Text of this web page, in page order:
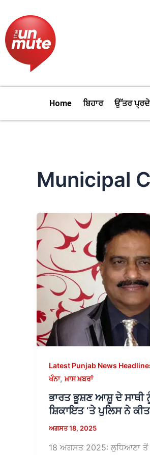
content
Home ਬਿਹਾਰ ਉੱਤਰ
Municipal
Latest Punjab News
ਖੰਨਾ,ਖ਼ਾਸ ਖ਼ਬਰਾਂ
ਭਾਰਤ ਭੂਸ਼ਣ ਆਸ਼ੂ ਦੇ ਸਾਥੀ
ਸ਼ਿਕਾਇਤ ‘ਤੇ ਪੁਲਿਸ ਨੇ
ਅਗਸਤ 18, 2025
18 ਅਗਸਤ 2025: ਲੁਧਿਆਣਾ ਤੋਂ